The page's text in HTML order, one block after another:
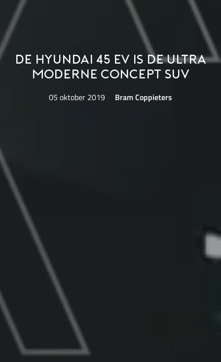
De Hyundai 45 EV is de ultra
moderne concept SUV
05 oktober 2019 Bram Coppieters